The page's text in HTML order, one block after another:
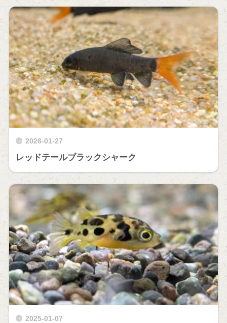
2026-01-27
レッドテールブラックシャーク
2025-01-07